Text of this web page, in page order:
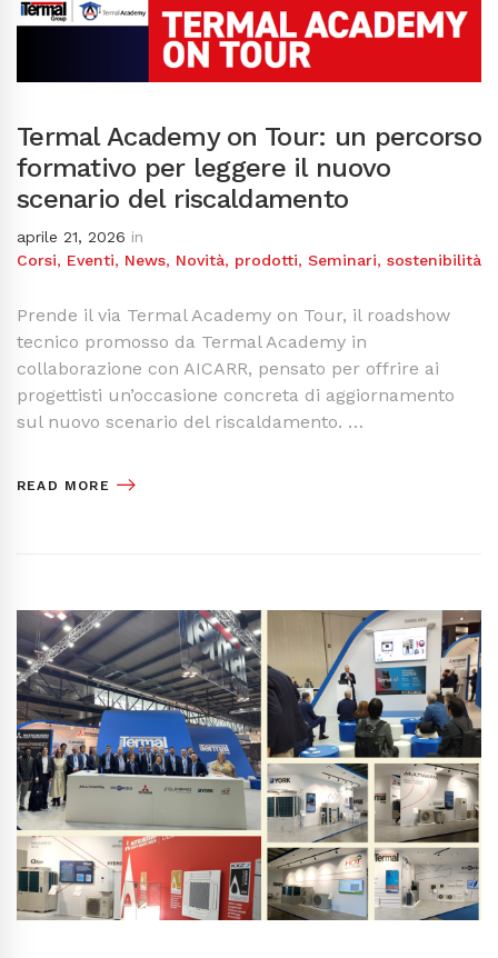
Termal Academy on Tour: un percorso
formativo per leggere il nuovo
scenario del riscaldamento
aprile 21, 2026 in
Corsi, Eventi, News, Novità, prodotti, Seminari, sostenibilità
Prende il via Termal Academy on Tour, il roadshow
tecnico promosso da Termal Academy in
collaborazione con AICARR, pensato per offrire ai
progettisti un’occasione concreta di aggiornamento
sul nuovo scenario del riscaldamento. …
READ MORE